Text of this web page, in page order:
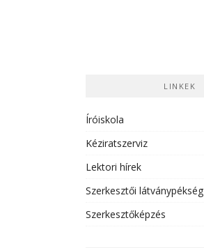
LINKEK
Íróiskola
Kéziratszerviz
Lektori hírek
Szerkesztői látványpékség
Szerkesztőképzés